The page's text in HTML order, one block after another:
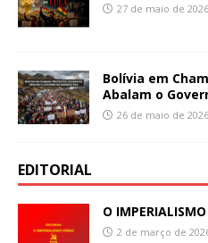
27 de maio de 2026
Bolívia em
Abalam o
26 de maio de 2026
EDITORIAL
O
2 de março de